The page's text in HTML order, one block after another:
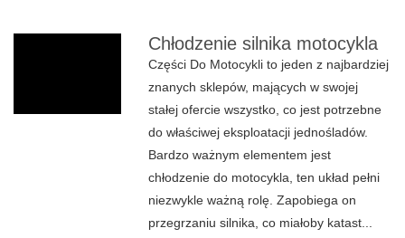
Chłodzenie silnika motocykla
Części Do Motocykli to jeden z najbardziej
znanych sklepów, mających w swojej
stałej ofercie wszystko, co jest potrzebne
do właściwej eksploatacji jednośladów.
Bardzo ważnym elementem jest
chłodzenie do motocykla, ten układ pełni
niezwykle ważną rolę. Zapobiega on
przegrzaniu silnika, co miałoby katast...